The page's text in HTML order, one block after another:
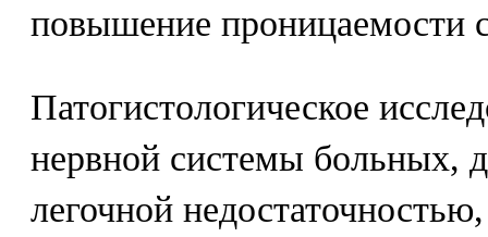
повышение проницаемости
Патогистологическое
нервной системы больных,
легочной